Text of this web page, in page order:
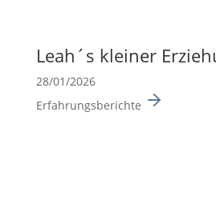
Leah´s kleiner
28/01/2026
Erfahrungsberichte